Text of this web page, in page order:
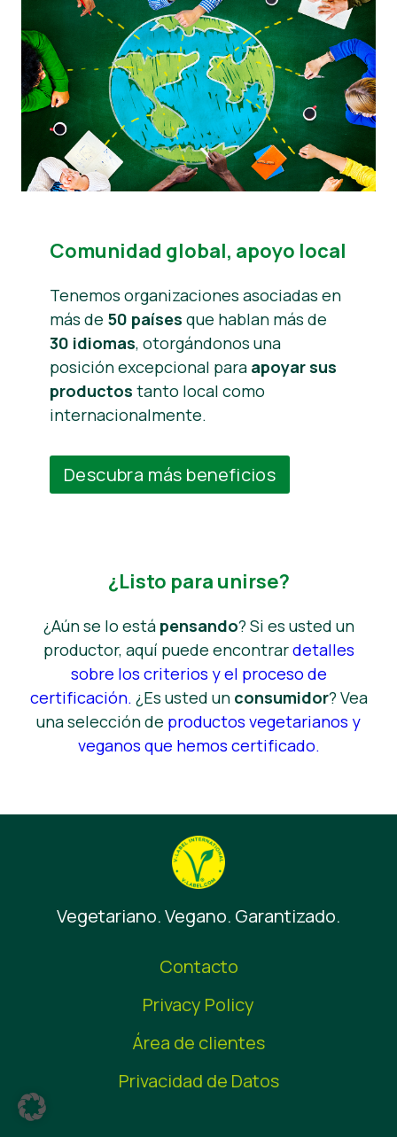
Comunidad global, apoyo local
Tenemos organizaciones asociadas en
más de 50 países que hablan más de
30 idiomas, otorgándonos una
posición excepcional para apoyar sus
productos tanto local como
internacionalmente.
Descubra más beneficios
¿Listo para unirse?
¿Aún se lo está pensando? Si es usted un
productor, aquí puede encontrardetalles
sobre los criterios y el proceso de
certificación. ¿Es usted un consumidor? Vea
una selección de productos vegetarianos y
veganos que hemos certificado.
Vegetariano. Vegano. Garantizado.
Contacto
Privacy Policy
Área de clientes
Privacidad de Datos